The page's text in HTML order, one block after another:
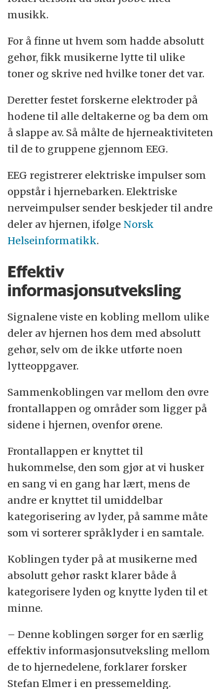
musikk.
For å finne ut hvem som hadde absolutt
gehør, fikk musikerne lytte til ulike
toner og skrive ned hvilke toner det var.
Deretter festet forskerne elektroder på
hodene til alle deltakerne og ba dem om
å slappe av. Så målte de hjerneaktiviteten
til de to gruppene gjennom EEG.
EEG registrerer elektriske impulser som
oppstår i hjernebarken. Elektriske
nerveimpulser sender beskjeder til andre
deler av hjernen, ifølge Norsk
Helseinformatikk.
Effektiv
informasjonsutveksling
Signalene viste en kobling mellom ulike
deler av hjernen hos dem med absolutt
gehør, selv om de ikke utførte noen
lytteoppgaver.
Sammenkoblingen var mellom den øvre
frontallappen og områder som ligger på
sidene i hjernen, ovenfor ørene.
Frontallappen er knyttet til
hukommelse, den som gjør at vi husker
en sang vi en gang har lært, mens de
andre er knyttet til umiddelbar
kategorisering av lyder, på samme måte
som vi sorterer språklyder i en samtale.
Koblingen tyder på at musikerne med
absolutt gehør raskt klarer både å
kategorisere lyden og knytte lyden til et
minne.
– Denne koblingen sørger for en særlig
effektiv informasjonsutveksling mellom
de to hjernedelene, forklarer forsker
Stefan Elmer i en pressemelding.